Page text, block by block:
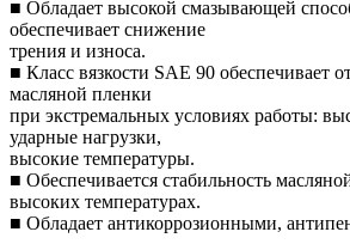
■ Обладает высокой смазывающей
обеспечивает снижение
трения и износа.
■ Класс вязкости SAE 90 обеспечивает
масляной пленки
при экстремальных условиях работы:
ударные нагрузки,
высокие температуры.
■ Обеспечивается стабильность
высоких температурах.
■ Обладает антикоррозионными,